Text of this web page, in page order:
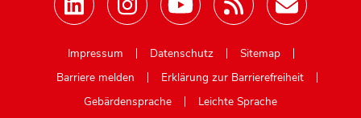
Impressum
Datenschutz
Sitemap
Barriere melden
Erklärung zur Barrierefreiheit
Gebärdensprache
Leichte Sprache